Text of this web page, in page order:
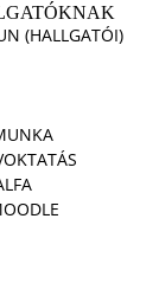
(HALLGATÓI)